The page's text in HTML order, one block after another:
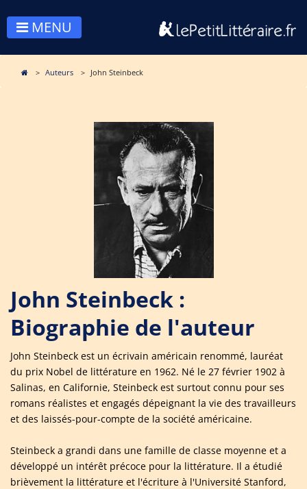
MENU
Auteurs John Steinbeck
John Steinbeck :
Biographie de l'auteur
John Steinbeck est un écrivain américain renommé, lauréat
du prix Nobel de littérature en 1962. Né le 27 février 1902 à
Salinas, en Californie, Steinbeck est surtout connu pour ses
romans réalistes et engagés dépeignant la vie des travailleurs
et des laissés-pour-compte de la société américaine.
Steinbeck a grandi dans une famille de classe moyenne et a
développé un intérêt précoce pour la littérature. Il a étudié
brièvement la littérature et l'écriture à l'Université Stanford,